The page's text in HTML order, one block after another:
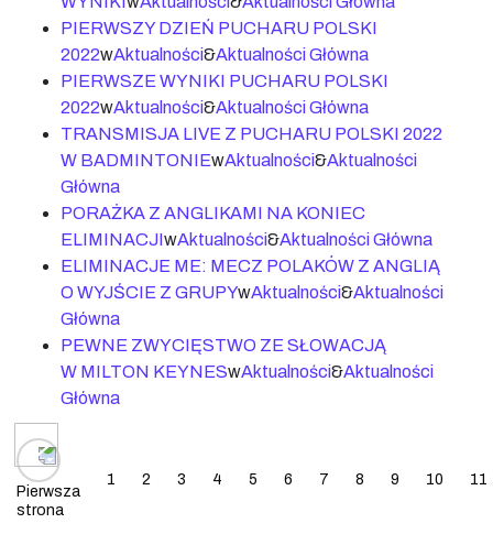
PIERWSZY DZIEŃ PUCHARU POLSKI
2022wAktualności&Aktualności Główna
PIERWSZE WYNIKI PUCHARU POLSKI
2022wAktualności&Aktualności Główna
TRANSMISJA LIVE Z PUCHARU POLSKI 2022
W BADMINTONIEwAktualności&Aktualności
Główna
PORAŻKA Z ANGLIKAMI NA KONIEC
ELIMINACJIwAktualności&Aktualności Główna
ELIMINACJE ME: MECZ POLAKÓW Z ANGLIĄ
O WYJŚCIE Z GRUPYwAktualności&Aktualności
Główna
PEWNE ZWYCIĘSTWO ZE SŁOWACJĄ
W MILTON KEYNESwAktualności&Aktualności
Główna
Posts navigation
Pierwsza
strona
1 2 3 4 5 6 7 8 9 10 11